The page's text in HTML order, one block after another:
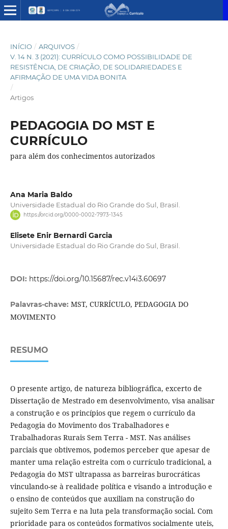
INÍCIO / ARQUIVOS /
V. 14 N. 3 (2021): CURRÍCULO COMO POSSIBILIDADE DE
RESISTÊNCIA, DE CRIAÇÃO, DE SOLIDARIEDADES E
AFIRMAÇÃO DE UMA VIDA BONITA
/
Artigos
PEDAGOGIA DO MST E
CURRÍCULO
para além dos conhecimentos autorizados
Ana Maria Baldo
Universidade Estadual do Rio Grande do Sul, Brasil.
https://orcid.org/0000-0002-7973-1345
Elisete Enir Bernardi Garcia
Universidade Estadual do Rio Grande do Sul, Brasil.
DOI: https://doi.org/10.15687/rec.v14i3.60697
Palavras-chave: MST, CURRÍCULO, PEDAGOGIA DO
MOVIMENTO
RESUMO
O presente artigo, de natureza bibliográfica, excerto de
Dissertação de Mestrado em desenvolvimento, visa analisar
a construção e os princípios que regem o currículo da
Pedagogia do Movimento dos Trabalhadores e
Trabalhadoras Rurais Sem Terra - MST. Nas análises
parciais que obtivemos, podemos perceber que apesar de
manter uma relação estreita com o currículo tradicional, a
Pedagogia do MST ultrapassa as barreiras burocráticas
vinculando-se à realidade política e visando a introdução e
o ensino de conteúdos que auxiliam na construção do
sujeito Sem Terra e na luta pela transformação social. Com
prioridade para os conteúdos formativos socialmente uteis,